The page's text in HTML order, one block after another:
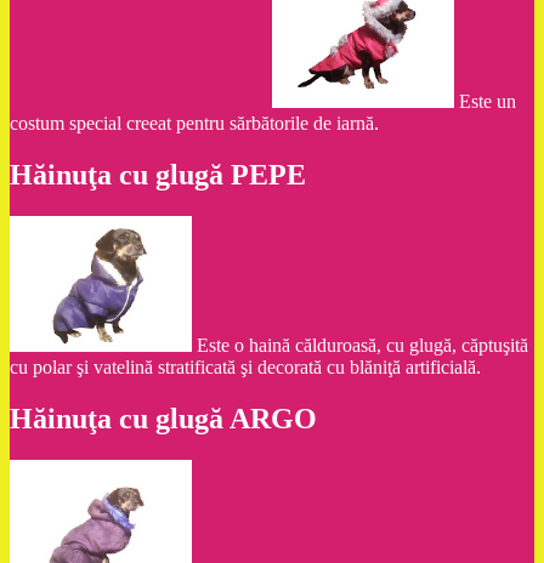
Este un
costum special creeat pentru sărbătorile de iarnă.
Hăinuţa cu glugă PEPE
Este o haină călduroasă, cu glugă, căptuşită
cu polar şi vatelină stratificată şi decorată cu blăniţă artificială.
Hăinuţa cu glugă ARGO